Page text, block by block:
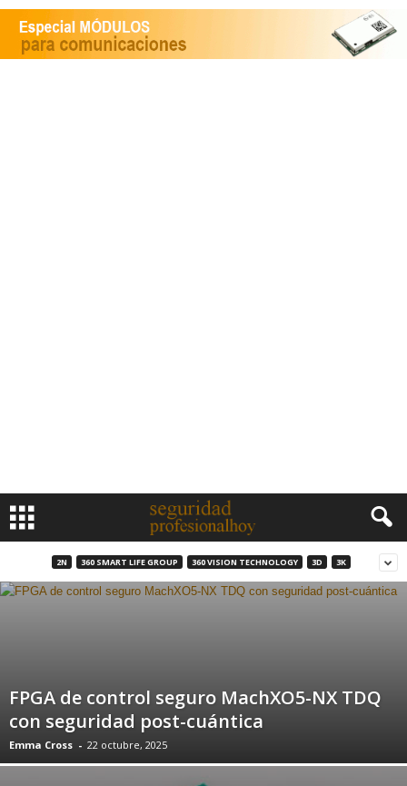
2N 360 SMART LIFE GROUP 360 VISION TECHNOLOGY 3D 3K
FPGA de control seguro MachXO5-NX TDQ
con seguridad post-cuántica
Emma Cross - 22 octubre, 2025